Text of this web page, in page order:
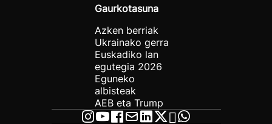
Gaurkotasuna
Azken berriak
Ukrainako gerra
Euskadiko lan
egutegia 2026
Eguneko
albisteak
AEB eta Trump